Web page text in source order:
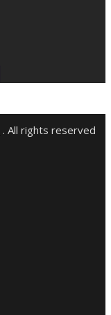
. All rights reserved